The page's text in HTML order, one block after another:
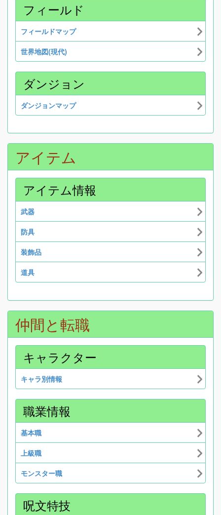
フィールド
フィールドマップ
世界地図(現代)
ダンジョン
ダンジョンマップ
アイテム
アイテム情報
武器
防具
装飾品
道具
仲間と転職
キャラクター
キャラ別情報
職業情報
基本職
上級職
モンスター職
呪文特技